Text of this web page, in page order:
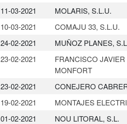
11-03-2021
MOLARIS, S.L.U.
10-03-2021
COMAJU 33, S.L.U.
24-02-2021
MUÑOZ PLANES,
23-02-2021
FRANCISCO
MONFORT
23-02-2021
CONEJERO
19-02-2021
MONTAJES
01-02-2021
NOU LITORAL, S.L.